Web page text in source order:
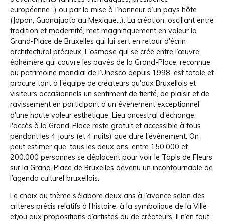
européenne…) ou par la mise à l’honneur d’un pays hôte
(Japon, Guanajuato au Mexique…). La création, oscillant entre
tradition et modernité, met magnifiquement en valeur la
Grand-Place de Bruxelles qui lui sert en retour d'écrin
architectural précieux. L'osmose qui se crée entre l’œuvre
éphémère qui couvre les pavés de la Grand-Place, reconnue
au patrimoine mondial de l’Unesco depuis 1998, est totale et
procure tant à l'équipe de créateurs qu'aux Bruxellois et
visiteurs occasionnels un sentiment de fierté, de plaisir et de
ravissement en participant à un évènement exceptionnel
d'une haute valeur esthétique. Lieu ancestral d'échange,
l'accès à la Grand-Place reste gratuit et accessible à tous
pendant les 4 jours (et 4 nuits) que dure l'évènement. On
peut estimer que, tous les deux ans, entre 150.000 et
200.000 personnes se déplacent pour voir le Tapis de Fleurs
sur la Grand-Place de Bruxelles devenu un incontournable de
l’agenda culturel bruxellois.
Le choix du thème s’élabore deux ans à l’avance selon des
critères précis relatifs à l’histoire, à la symbolique de la Ville
et/ou aux propositions d’artistes ou de créateurs. Il n’en faut